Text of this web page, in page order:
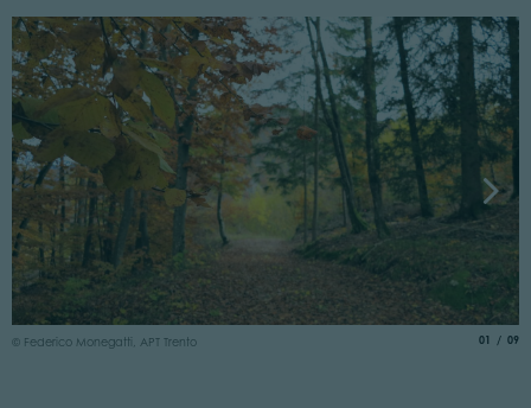
© Federico Monegatti, APT Trento 01 of
09